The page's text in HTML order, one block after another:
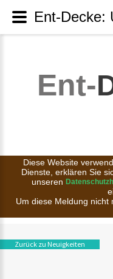
Ent-
Diese Website
Dienste, erklären Sie
unseren
Um diese Meldung nicht
Zurück zu Neuigkeiten
Ent-Decke: